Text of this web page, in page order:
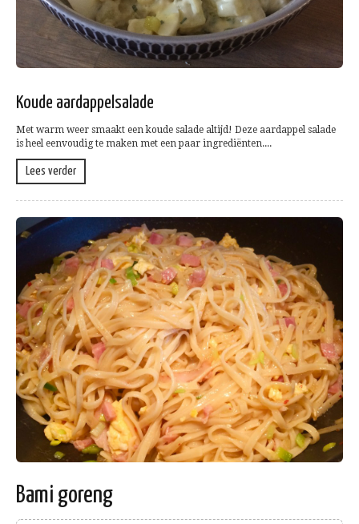
Koude aardappelsalade
Met warm weer smaakt een koude salade altijd! Deze aardappel salade
is heel eenvoudig te maken met een paar ingrediënten....
Lees verder
Bami goreng